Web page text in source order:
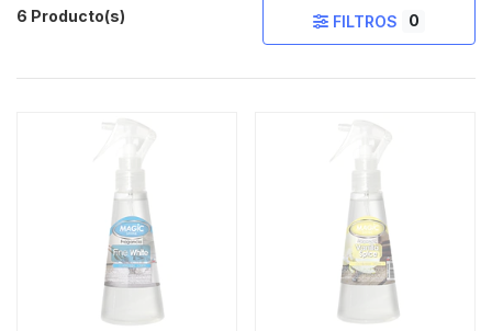
6 Producto(s) FILTROS 0